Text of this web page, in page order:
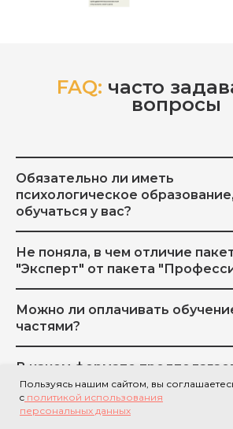
FAQ: часто
вопросы
Обязательно ли иметь
психологическое
обучаться у вас?
Не поняла, в чем отличие
"Эксперт" от пакета
Можно ли оплачивать
частями?
В каком формате
итоговая работа по
Пользуясь нашим сайтом, вы
c политикой использования
персональных данных